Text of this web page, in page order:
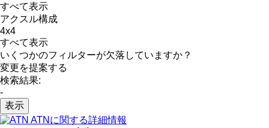
すべて表示
アクスル構成
4x4
すべて表示
いくつかのフィルターが欠落していますか？
変更を提案する
検索結果:
-
表示
ATNに関する詳細情報